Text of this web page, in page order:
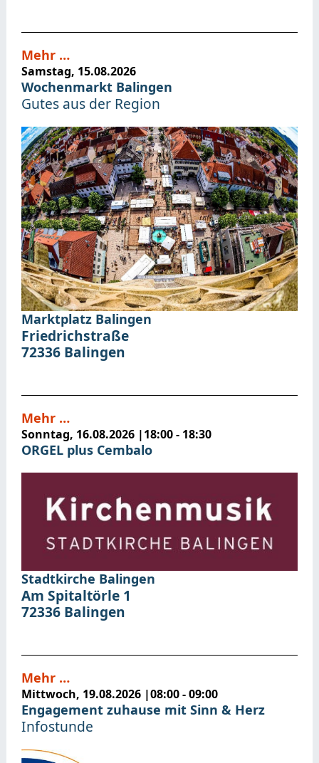
Samstag, 15.08.2026
Wochenmarkt Balingen
Gutes aus der Region
Marktplatz Balingen
Friedrichstraße
72336 Balingen
Mehr …
Sonntag, 16.08.2026 |18:00 - 18:30
ORGEL plus Cembalo
Stadtkirche Balingen
Am Spitaltörle 1
72336 Balingen
Mehr …
Mittwoch, 19.08.2026 |08:00 - 09:00
Engagement zuhause mit Sinn & Herz
Infostunde
Mehr …